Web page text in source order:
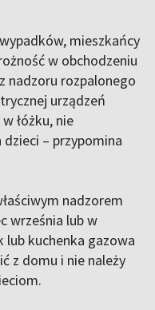
mieszkańcy
w obchodzeniu
nadzoru rozpalonego
urządzeń
łóżku, nie
– przypomina
nadzorem
września lub w
lub kuchenka gazowa
z domu i nie należy